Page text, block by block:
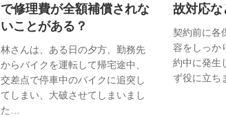
で修理費が全額補償されな
いことがある？
林さんは、ある日の夕方、勤務先
からバイクを運転して帰宅途中、
交差点で停車中のバイクに追突し
てしまい、大破させてしまいまし
た…
故対応な
契約前に各
容をしっか
約中に発生
ず役に立ち